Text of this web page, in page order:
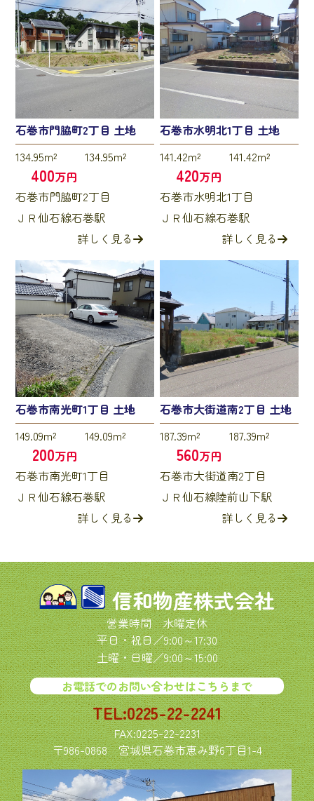
石巻市門脇町2丁目 土地
400万円
134.95m² 134.95m²
石巻市門脇町2丁目
ＪＲ仙石線石巻駅
詳しく見る
石巻市水明北1丁目 土地
420万円
141.42m² 141.42m²
石巻市水明北1丁目
ＪＲ仙石線石巻駅
詳しく見る
石巻市南光町1丁目 土地
200万円
149.09m² 149.09m²
石巻市南光町1丁目
ＪＲ仙石線石巻駅
詳しく見る
石巻市大街道南2丁目 土地
560万円
187.39m² 187.39m²
石巻市大街道南2丁目
ＪＲ仙石線陸前山下駅
詳しく見る
信和物産株式会社
営業時間 水曜定休
平日・祝日／9:00～17:30
土曜・日曜／9:00～15:00
お電話でのお問い合わせはこちらまで
TEL:0225-22-2241
FAX:0225-22-2231
〒986-0868宮城県石巻市恵み野6丁目1-4